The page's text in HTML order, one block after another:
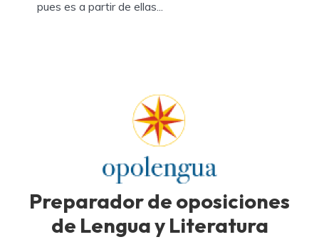
pues es a partir de ellas...
Preparador de oposiciones
de Lengua y Literatura